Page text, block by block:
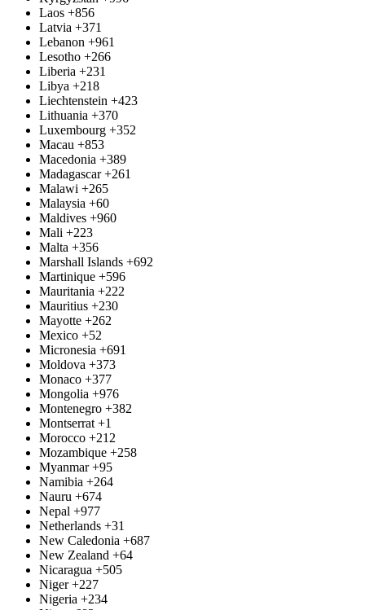
Laos +856
Latvia +371
Lebanon +961
Lesotho +266
Liberia +231
Libya +218
Liechtenstein +423
Lithuania +370
Luxembourg +352
Macau +853
Macedonia +389
Madagascar +261
Malawi +265
Malaysia +60
Maldives +960
Mali +223
Malta +356
Marshall Islands +692
Martinique +596
Mauritania +222
Mauritius +230
Mayotte +262
Mexico +52
Micronesia +691
Moldova +373
Monaco +377
Mongolia +976
Montenegro +382
Montserrat +1
Morocco +212
Mozambique +258
Myanmar +95
Namibia +264
Nauru +674
Nepal +977
Netherlands +31
New Caledonia +687
New Zealand +64
Nicaragua +505
Niger +227
Nigeria +234